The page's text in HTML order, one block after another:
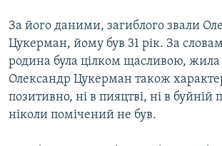
За його даними, загиблого звали
Цукерман, йому був 31 рік. За
родина була цілком щасливою, жила
Олександр Цукерман також
позитивно, ні в пияцтві, ні в буйній
ніколи помічений не був.